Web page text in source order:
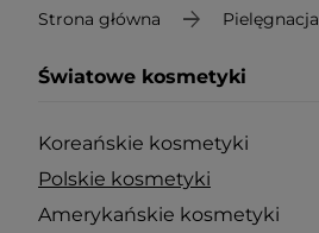
Strona główna Pielęgnacja
Światowe kosmetyki
Koreańskie kosmetyki
Polskie kosmetyki
Amerykańskie kosmetyki